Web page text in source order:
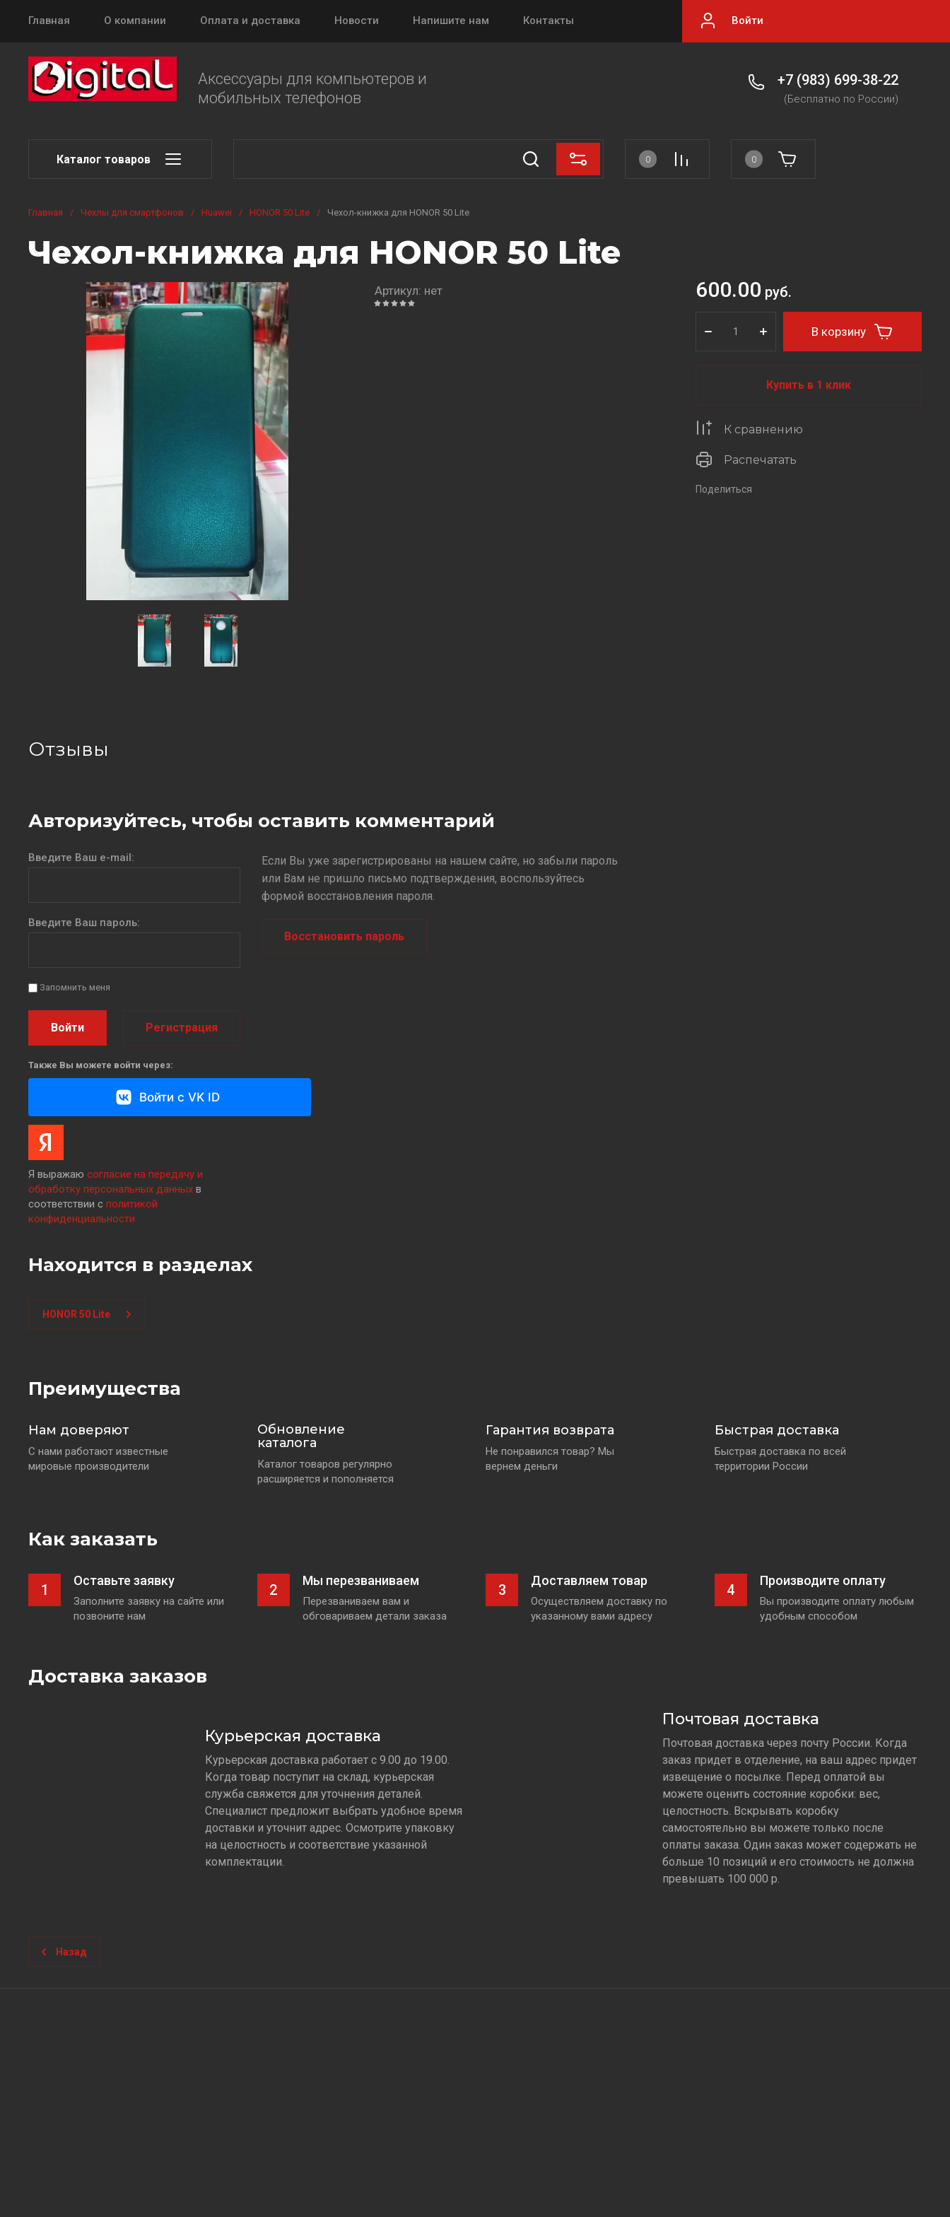
Главная О компании Оплата и доставка Новости Напишите нам Контакты Войти
Аксессуары для компьютеров и
мобильных телефонов
+7 (983) 699-38-22
(Бесплатно по России)
Каталог товаров 0 0
Главная / Чехлы для смартфонов / Huawei / HONOR 50 Lite / Чехол-книжка для HONOR 50 Lite
Чехол-книжка для HONOR 50 Lite
Артикул: нет 600.00 руб.
В корзину
Купить в 1 клик
К сравнению
Поделиться
Распечатать
Отзывы
Авторизуйтесь, чтобы оставить комментарий
Введите Ваш e-mail:
Введите Ваш пароль:
Запомнить меня
Войти Регистрация
Если Вы уже зарегистрированы на нашем сайте, но забыли пароль
или Вам не пришло письмо подтверждения, воспользуйтесь
формой восстановления пароля.
Восстановить пароль
Также Вы можете войти через:
Войти с VK ID
Я выражаю согласие на передачу и
обработку персональных данных в
соответствии с политикой
конфиденциальности
Находится в разделах
HONOR 50 Lite
Преимущества
Нам доверяют
С нами работают известные
мировые производители
Обновление
каталога
Каталог товаров регулярно
расширяется и пополняется
Гарантия возврата
Не понравился товар? Мы
вернем деньги
Быстрая доставка
Быстрая доставка по всей
территории России
Как заказать
1
Оставьте заявку
Заполните заявку на сайте или
позвоните нам
2
Мы перезваниваем
Перезваниваем вам и
обговариваем детали заказа
3
Доставляем товар
Осуществляем доставку по
указанному вами адресу
4
Производите оплату
Вы производите оплату любым
удобным способом
Доставка заказов
Курьерская доставка
Курьерская доставка работает с 9.00 до 19.00.
Когда товар поступит на склад, курьерская
служба свяжется для уточнения деталей.
Специалист предложит выбрать удобное время
доставки и уточнит адрес. Осмотрите упаковку
на целостность и соответствие указанной
комплектации.
Почтовая доставка
Почтовая доставка через почту России. Когда
заказ придет в отделение, на ваш адрес придет
извещение о посылке. Перед оплатой вы
можете оценить состояние коробки: вес,
целостность. Вскрывать коробку
самостоятельно вы можете только после
оплаты заказа. Один заказ может содержать не
больше 10 позиций и его стоимость не должна
превышать 100 000 р.
Назад